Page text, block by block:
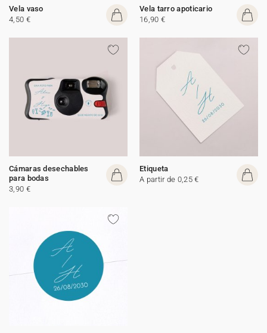
Vela vaso
4,50 €
Vela tarro apoticario
16,90 €
Cámaras desechables
para bodas
3,90 €
Etiqueta
A partir de 0,25 €